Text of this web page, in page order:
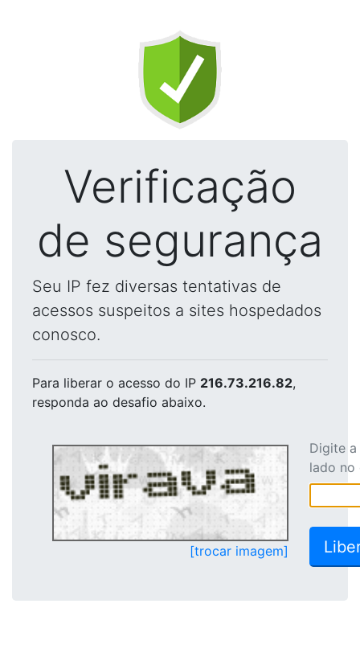
Verificação
de segurança
Seu IP fez diversas tentativas de
acessos suspeitos a sites hospedados
conosco.
Para liberar o acesso do IP 216.73.216.82,
responda ao desafio abaixo.
[trocar imagem]
Digite
lado no